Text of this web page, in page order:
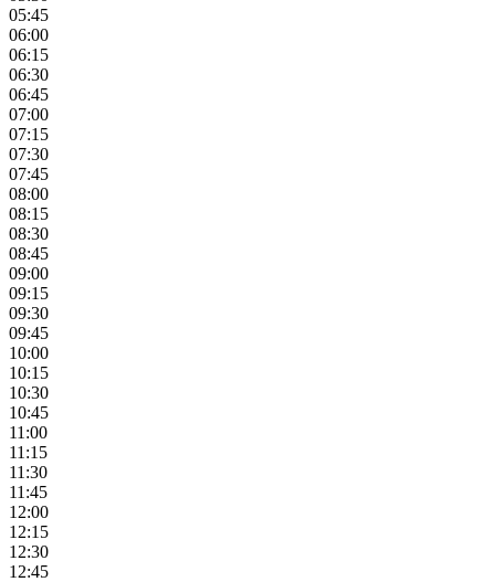
05:45
06:00
06:15
06:30
06:45
07:00
07:15
07:30
07:45
08:00
08:15
08:30
08:45
09:00
09:15
09:30
09:45
10:00
10:15
10:30
10:45
11:00
11:15
11:30
11:45
12:00
12:15
12:30
12:45